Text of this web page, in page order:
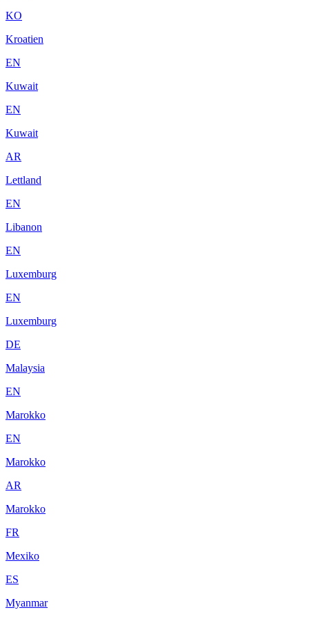
KO
Kroatien
EN
Kuwait
EN
Kuwait
AR
Lettland
EN
Libanon
EN
Luxemburg
EN
Luxemburg
DE
Malaysia
EN
Marokko
EN
Marokko
AR
Marokko
FR
Mexiko
ES
Myanmar